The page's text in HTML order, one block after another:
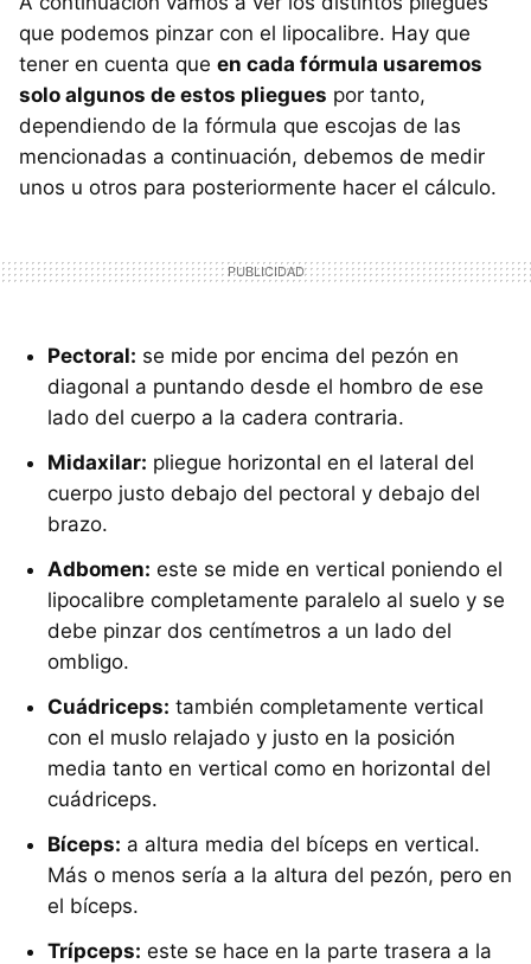
que podemos pinzar con el lipocalibre. Hay que
tener en cuenta que en cada fórmula usaremos
solo algunos de estos pliegues por tanto,
dependiendo de la fórmula que escojas de las
mencionadas a continuación, debemos de medir
unos u otros para posteriormente hacer el cálculo.
Pectoral: se mide por encima del pezón en
diagonal a puntando desde el hombro de ese
lado del cuerpo a la cadera contraria.
Midaxilar: pliegue horizontal en el lateral del
cuerpo justo debajo del pectoral y debajo del
brazo.
Adbomen: este se mide en vertical poniendo el
lipocalibre completamente paralelo al suelo y se
debe pinzar dos centímetros a un lado del
ombligo.
Cuádriceps: también completamente vertical
con el muslo relajado y justo en la posición
media tanto en vertical como en horizontal del
cuádriceps.
Bíceps: a altura media del bíceps en vertical.
Más o menos sería a la altura del pezón, pero en
el bíceps.
Trípceps: este se hace en la parte trasera a la